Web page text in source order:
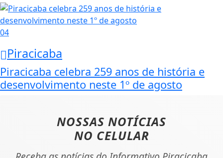
04
Piracicaba
Piracicaba celebra 259 anos de história e
desenvolvimento neste 1º de agosto
NOSSAS NOTÍCIAS
NO CELULAR